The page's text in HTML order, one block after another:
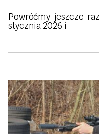
Powróćmy jeszcze
stycznia 2026 i